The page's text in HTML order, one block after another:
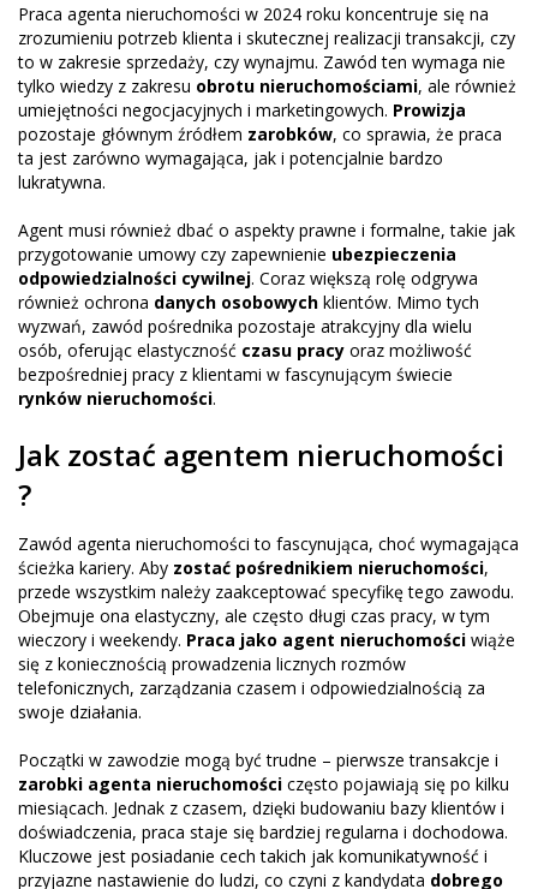
Praca agenta nieruchomości w 2024 roku koncentruje się na
zrozumieniu potrzeb klienta i skutecznej realizacji transakcji, czy
to w zakresie sprzedaży, czy wynajmu. Zawód ten wymaga nie
tylko wiedzy z zakresu obrotu nieruchomościami, ale również
umiejętności negocjacyjnych i marketingowych. Prowizja
pozostaje głównym źródłem zarobków, co sprawia, że praca
ta jest zarówno wymagająca, jak i potencjalnie bardzo
lukratywna.
Agent musi również dbać o aspekty prawne i formalne, takie jak
przygotowanie umowy czy zapewnienie ubezpieczenia
odpowiedzialności cywilnej. Coraz większą rolę odgrywa
również ochrona danych osobowych klientów. Mimo tych
wyzwań, zawód pośrednika pozostaje atrakcyjny dla wielu
osób, oferując elastyczność czasu pracy oraz możliwość
bezpośredniej pracy z klientami w fascynującym świecie
rynków nieruchomości.
Jak zostać agentem nieruchomości
?
Zawód agenta nieruchomości to fascynująca, choć wymagająca
ścieżka kariery. Aby zostać pośrednikiem nieruchomości,
przede wszystkim należy zaakceptować specyfikę tego zawodu.
Obejmuje ona elastyczny, ale często długi czas pracy, w tym
wieczory i weekendy. Praca jako agent nieruchomości wiąże
się z koniecznością prowadzenia licznych rozmów
telefonicznych, zarządzania czasem i odpowiedzialnością za
swoje działania.
Początki w zawodzie mogą być trudne – pierwsze transakcje i
zarobki agenta nieruchomości często pojawiają się po kilku
miesiącach. Jednak z czasem, dzięki budowaniu bazy klientów i
doświadczenia, praca staje się bardziej regularna i dochodowa.
Kluczowe jest posiadanie cech takich jak komunikatywność i
przyjazne nastawienie do ludzi, co czyni z kandydata dobrego